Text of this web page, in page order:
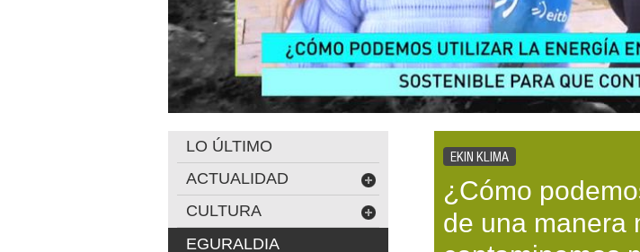
EKIN KLIMA
¿Cómo
de una manera
LO ÚLTIMO
ACTUALIDAD
CULTURA
EGURALDIA